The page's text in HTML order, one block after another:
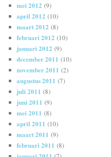
mei 2012 (9)
april 2012 (10)
maart 2012 (8)
februari 2012 (10)
januari 2012 (9)
december 2011 (10)
november 2011 (2)
augustus 2011 (7)
juli 2011 (8)
juni 2011 (9)
mei 2011 (8)
april 2011 (10)
maart 2011 (9)
februari 2011 (8)